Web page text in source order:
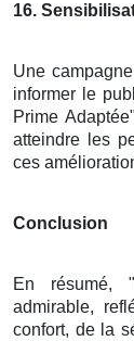
16.
Une
informer le
Prime
atteindre les
ces
Conclusion
En résumé,
admirable,
confort, de la